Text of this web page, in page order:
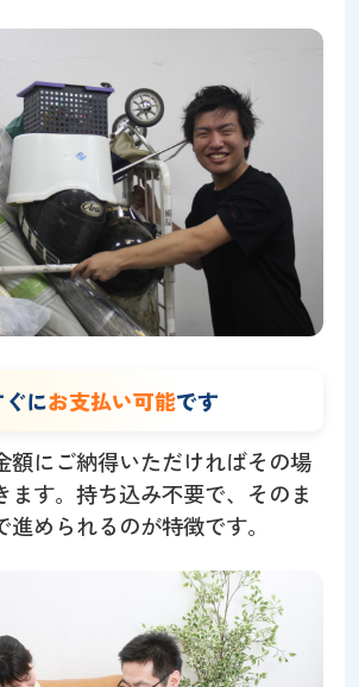
にお支払い可能です
額にご納得いただければその場
ます。持ち込み不要で、そのま
進められるのが特徴です。